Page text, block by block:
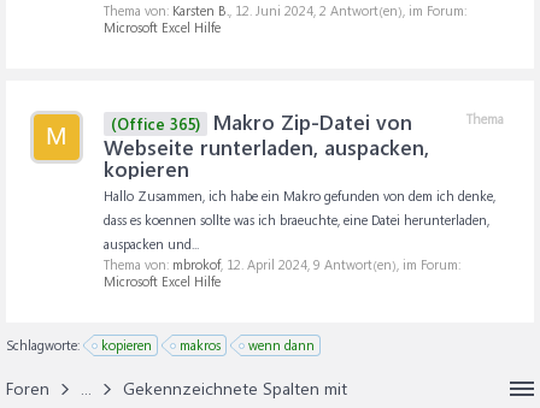
Thema von: Karsten B., 12. Juni 2024, 2 Antwort(en), im Forum:
Microsoft Excel Hilfe
M
Thema
(Office 365)
Makro Zip-Datei von
Webseite runterladen, auspacken,
kopieren
Hallo Zusammen, ich habe ein Makro gefunden von dem ich denke,
dass es koennen sollte was ich braeuchte, eine Datei herunterladen,
auspacken und...
Thema von: mbrokof, 12. April 2024, 9 Antwort(en), im Forum:
Microsoft Excel Hilfe
Schlagworte: kopieren makros wenn dann
Foren ...
Gekennzeichnete Spalten mit